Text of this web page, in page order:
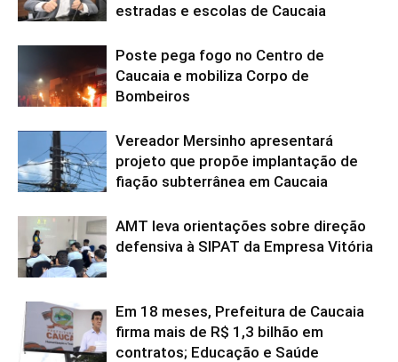
estradas e escolas de Caucaia
Poste pega fogo no Centro de
Caucaia e mobiliza Corpo de
Bombeiros
Vereador Mersinho apresentará
projeto que propõe implantação de
fiação subterrânea em Caucaia
AMT leva orientações sobre direção
defensiva à SIPAT da Empresa Vitória
Em 18 meses, Prefeitura de Caucaia
firma mais de R$ 1,3 bilhão em
contratos; Educação e Saúde